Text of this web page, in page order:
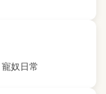
寵奴日常